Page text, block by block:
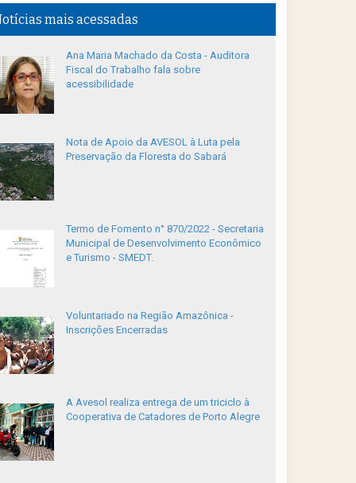
mais acessadas
Ana Maria Machado da Costa - Auditora
Fiscal do Trabalho fala sobre
acessibilidade
Nota de Apoio da AVESOL à Luta pela
Preservação da Floresta do Sabará
Termo de Fomento n° 870/2022 - Secretaria
Municipal de Desenvolvimento Econômico
e Turismo - SMEDT.
Voluntariado na Região Amazônica -
Inscrições Encerradas
A Avesol realiza entrega de um triciclo à
Cooperativa de Catadores de Porto Alegre